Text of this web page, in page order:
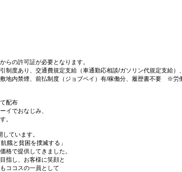
の許可証が必要となります。
制度あり、交通費規定支給（車通勤応相談/ガソリン代規定支給）
地内禁煙、前払制度（ジョブペイ）有/稼働分、履歴書不要 ※労
配布
イでおなじみ、
。
ています。
餓と貧困を撲滅する」
格で提供してきました。
指し、お客様に笑顔と
ココスの一員として